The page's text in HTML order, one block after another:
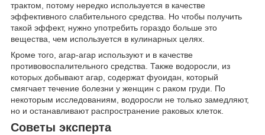
трактом, потому нередко используется в качестве
эффективного слабительного средства. Но чтобы получить
такой эффект, нужно употребить гораздо больше это
вещества, чем используется в кулинарных целях.
Кроме того, агар-агар используют и в качестве
противовоспалительного средства. Также водоросли, из
которых добывают агар, содержат фуоидан, который
смягчает течение болезни у женщин с раком груди. По
некоторым исследованиям, водоросли не только замедляют,
но и останавливают распространение раковых клеток.
Советы эксперта